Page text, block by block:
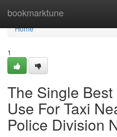
bookmarktune
Home
Home
1
The Single Best
Use For Taxi
Police Division